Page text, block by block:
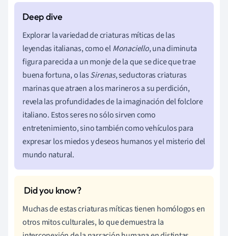
Explorar la variedad de criaturas míticas de las
leyendas italianas, como elMonaciello, una diminuta
figura parecida a un monje de la que se dice que trae
buena fortuna, o lasSirenas, seductoras criaturas
marinas que atraen a los marineros a su perdición,
revela las profundidades de la imaginación del folclore
italiano. Estos seres no sólo sirven como
entretenimiento, sino también como vehículos para
expresar los miedos y deseos humanos y el misterio del
mundo natural.
Muchas de estas criaturas míticas tienen homólogos en
otros mitos culturales, lo que demuestra la